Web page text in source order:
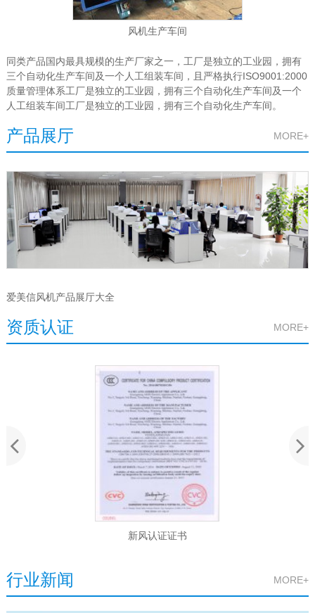
风机生产车间
同类产品国内最具规模的生产厂家之一，工厂是独立的工业园，拥有
三个自动化生产车间及一个人工组装车间，且严格执行ISO9001:2000
质量管理体系工厂是独立的工业园，拥有三个自动化生产车间及一个
人工组装车间工厂是独立的工业园，拥有三个自动化生产车间。
MORE+
产品展厅
爱美信风机产品展厅大全
MORE+
资质认证
新风认证证书
MORE+
行业新闻